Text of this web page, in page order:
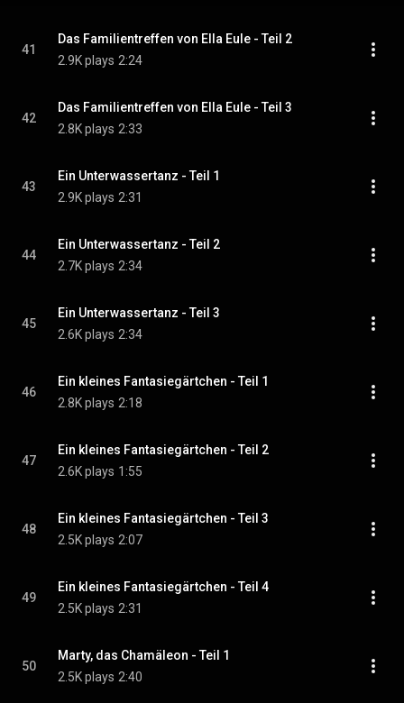
41
Das Familientreffen von Ella Eule - Teil 2
2.9K plays 2:24
42
Das Familientreffen von Ella Eule - Teil 3
2.8K plays 2:33
43
Ein Unterwassertanz - Teil 1
2.9K plays 2:31
44
Ein Unterwassertanz - Teil 2
2.7K plays 2:34
45
Ein Unterwassertanz - Teil 3
2.6K plays 2:34
46
Ein kleines Fantasiegärtchen - Teil 1
2.8K plays 2:18
47
Ein kleines Fantasiegärtchen - Teil 2
2.6K plays 1:55
48
Ein kleines Fantasiegärtchen - Teil 3
2.5K plays 2:07
49
Ein kleines Fantasiegärtchen - Teil 4
2.5K plays 2:31
50
Marty, das Chamäleon - Teil 1
2.5K plays 2:40